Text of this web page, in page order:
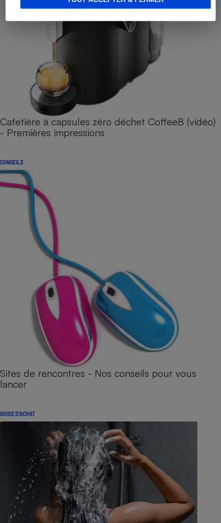
Cafetière à capsules zéro déchet CoffeeB (vidéo)
- Premières impressions
CONSEILS
Sites de rencontres - Nos conseils pour vous
lancer
GUIDE D'ACHAT